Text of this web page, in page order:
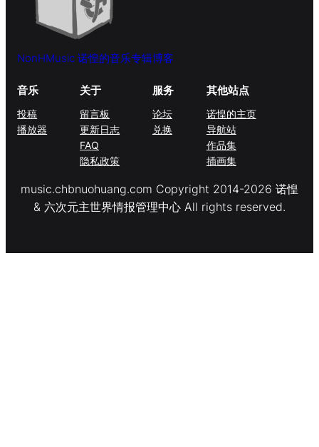
NonHMusic 诺惶的音乐专辑博客
音乐
投稿
播放器
关于
留言板
更新日志
FAQ
隐私政策
服务
论坛
兑换
其他站点
诺惶的主页
导航站
作品集
插画集
music.chbnuohuang.com Copyright 2014-2026 诺惶
& 六次元主世界情报管理中心 All rights reserved.